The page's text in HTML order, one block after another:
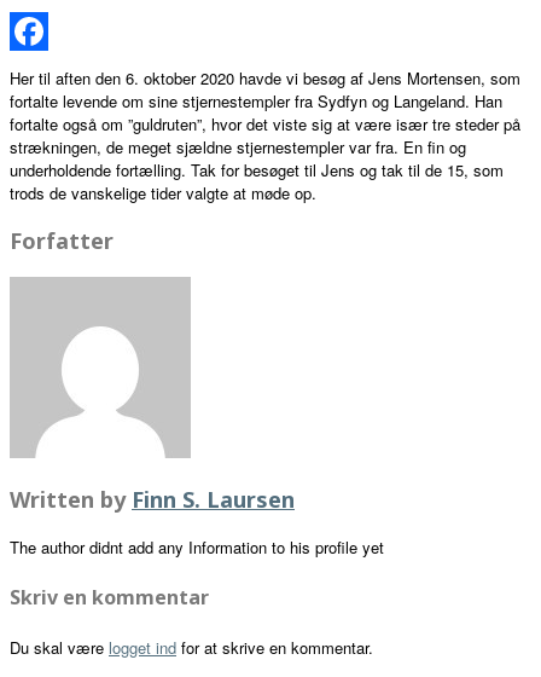
Facebook
Her til aften den 6. oktober 2020 havde vi besøg af Jens Mortensen, som
fortalte levende om sine stjernestempler fra Sydfyn og Langeland. Han
fortalte også om ”guldruten”, hvor det viste sig at være især tre steder på
strækningen, de meget sjældne stjernestempler var fra. En fin og
underholdende fortælling. Tak for besøget til Jens og tak til de 15, som
trods de vanskelige tider valgte at møde op.
Forfatter
Written by Finn S. Laursen
The author didnt add any Information to his profile yet
Skriv en kommentar
Du skal være logget ind for at skrive en kommentar.